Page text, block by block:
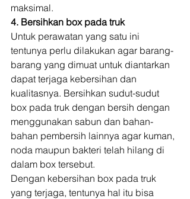
maksimal.
4. Bersihkan box pada truk
Untuk perawatan yang satu ini
tentunya perlu dilakukan agar barang-
barang yang dimuat untuk diantarkan
dapat terjaga kebersihan dan
kualitasnya. Bersihkan sudut-sudut
box pada truk dengan bersih dengan
menggunakan sabun dan bahan-
bahan pembersih lainnya agar kuman,
noda maupun bakteri telah hilang di
dalam box tersebut.
Dengan kebersihan box pada truk
yang terjaga, tentunya hal itu bisa